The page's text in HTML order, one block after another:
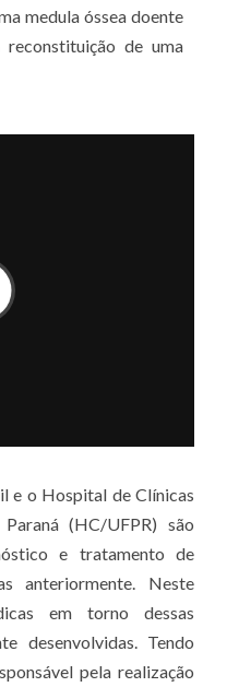
medula óssea doente
de uma
e o Hospital de Clínicas
(HC/UFPR) são
e tratamento de
anteriormente. Neste
em torno dessas
desenvolvidas. Tendo
pela realização